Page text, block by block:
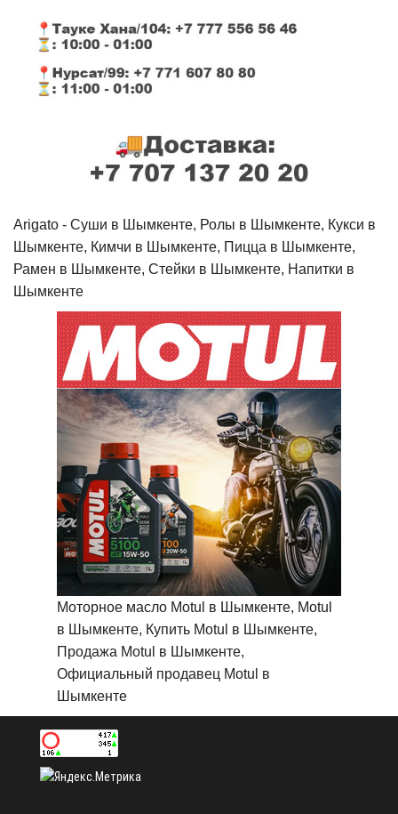
Arigato - Cуши в Шымкенте, Ролы в Шымкенте, Кукси в
Шымкенте, Кимчи в Шымкенте, Пицца в Шымкенте,
Рамен в Шымкенте, Стейки в Шымкенте, Напитки в
Шымкенте
Моторное масло Motul в Шымкенте, Motul
в Шымкенте, Купить Motul в Шымкенте,
Продажа Motul в Шымкенте,
Официальный продавец Motul в
Шымкенте